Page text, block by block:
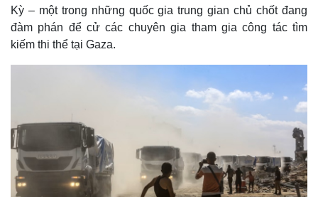
Kỳ – một trong những quốc gia trung gian chủ chốt đang
đàm phán để cử các chuyên gia tham gia công tác tìm
kiếm thi thể tại Gaza.